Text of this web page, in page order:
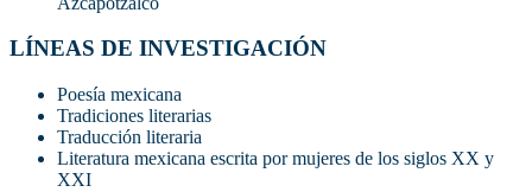
LÍNEAS DE INVESTIGACIÓN
Poesía mexicana
Tradiciones literarias
Traducción literaria
Literatura mexicana escrita por mujeres de los siglos XX y
XXI